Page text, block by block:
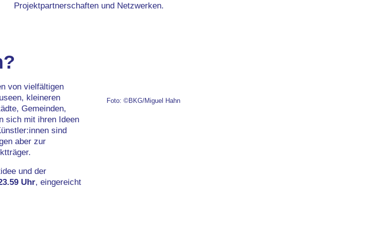
Projektpartnerschaften und Netzwerken.
Foto: ©BKG/Miguel Hahn
von vielfältigen
kleineren
Gemeinden,
sich mit ihren Ideen
sind
aber zur
und der
Uhr, eingereicht